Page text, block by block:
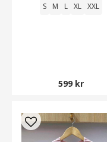
S M L XL XXL
599 kr